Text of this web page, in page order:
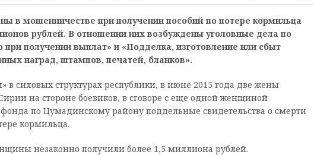
в мошенничестве при получении пособий по потере кормильца
рублей. В отношении них возбуждены уголовные дела по
получении выплат» и «Подделка, изготовление или сбыт
наград, штампов, печатей, бланков».
силовых структурах республики, в июне 2015 года две жены
на стороне боевиков, в сговоре с еще одной женщиной
по Цумадинскому району поддельные свидетельства о смерти
кормильца.
незаконно получили более 1,5 миллиона рублей.